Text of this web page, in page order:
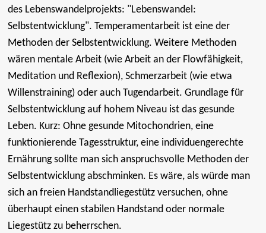
des Lebenswandelprojekts: "Lebenswandel:
Selbstentwicklung". Temperamentarbeit ist eine der
Methoden der Selbstentwicklung. Weitere Methoden
wären mentale Arbeit (wie Arbeit an der Flowfähigkeit,
Meditation und Reflexion), Schmerzarbeit (wie etwa
Willenstraining) oder auch Tugendarbeit. Grundlage für
Selbstentwicklung auf hohem Niveau ist das gesunde
Leben. Kurz: Ohne gesunde Mitochondrien, eine
funktionierende Tagesstruktur, eine individuengerechte
Ernährung sollte man sich anspruchsvolle Methoden der
Selbstentwicklung abschminken. Es wäre, als würde man
sich an freien Handstandliegestütz versuchen, ohne
überhaupt einen stabilen Handstand oder normale
Liegestütz zu beherrschen.